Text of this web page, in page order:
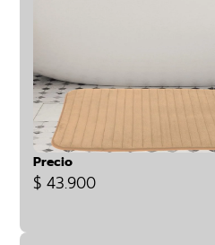
Precio
$ 43.900